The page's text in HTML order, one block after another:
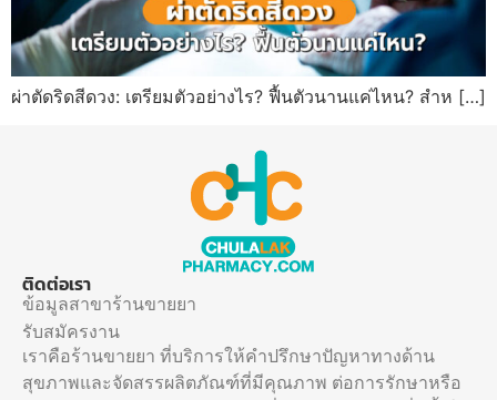
ผ่าตัดริดสีดวง: เตรียมตัวอย่างไร? ฟื้นตัวนานแค่ไหน? สำห […]
ติดต่อเรา
ข้อมูลสาขาร้านขายยา
รับสมัครงาน
เราคือร้านขายยา ที่บริการให้คำปรึกษาปัญหาทางด้าน
สุขภาพและจัดสรรผลิตภัณฑ์ที่มีคุณภาพ ต่อการรักษาหรือ